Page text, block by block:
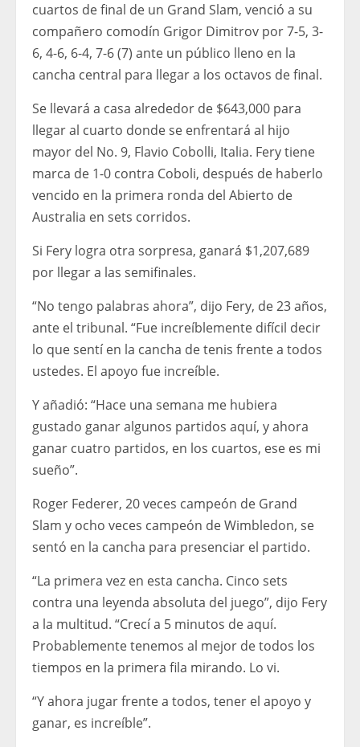
cuartos de final de un Grand Slam, venció a su
compañero comodín Grigor Dimitrov por 7-5, 3-
6, 4-6, 6-4, 7-6 (7) ante un público lleno en la
cancha central para llegar a los octavos de final.
Se llevará a casa alrededor de $643,000 para
llegar al cuarto donde se enfrentará al hijo
mayor del No. 9, Flavio Cobolli, Italia. Fery tiene
marca de 1-0 contra Coboli, después de haberlo
vencido en la primera ronda del Abierto de
Australia en sets corridos.
Si Fery logra otra sorpresa, ganará $1,207,689
por llegar a las semifinales.
“No tengo palabras ahora”, dijo Fery, de 23 años,
ante el tribunal. “Fue increíblemente difícil decir
lo que sentí en la cancha de tenis frente a todos
ustedes. El apoyo fue increíble.
Y añadió: “Hace una semana me hubiera
gustado ganar algunos partidos aquí, y ahora
ganar cuatro partidos, en los cuartos, ese es mi
sueño”.
Roger Federer, 20 veces campeón de Grand
Slam y ocho veces campeón de Wimbledon, se
sentó en la cancha para presenciar el partido.
“La primera vez en esta cancha. Cinco sets
contra una leyenda absoluta del juego”, dijo Fery
a la multitud. “Crecí a 5 minutos de aquí.
Probablemente tenemos al mejor de todos los
tiempos en la primera fila mirando. Lo vi.
“Y ahora jugar frente a todos, tener el apoyo y
ganar, es increíble”.